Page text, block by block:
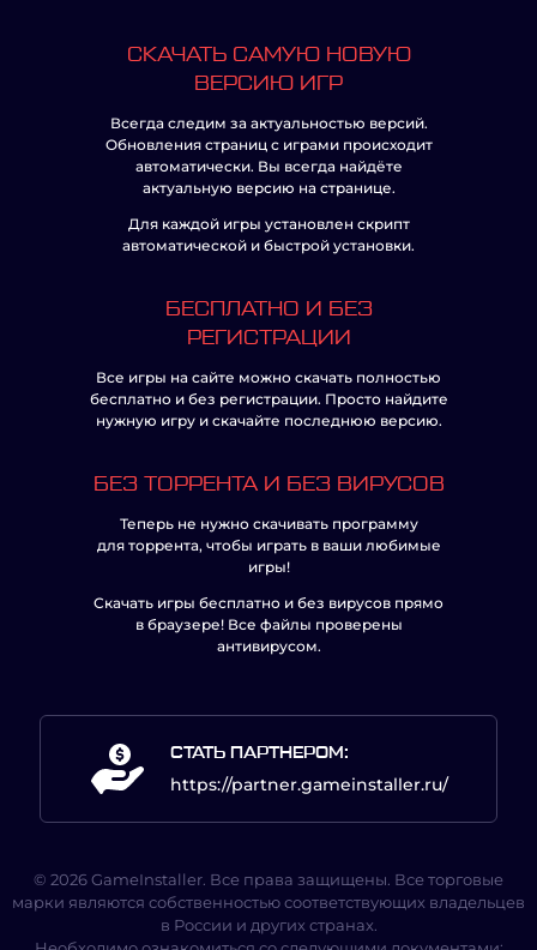
СКАЧАТЬ САМУЮ НОВУЮ
ВЕРСИЮ ИГР
Всегда следим за актуальностью версий.
Обновления страниц с играми происходит
автоматически. Вы всегда найдёте
актуальную версию на странице.
Для каждой игры установлен скрипт
автоматической и быстрой установки.
БЕСПЛАТНО И БЕЗ
РЕГИСТРАЦИИ
Все игры на сайте можно скачать полностью
бесплатно и без регистрации. Просто найдите
нужную игру и скачайте последнюю версию.
БЕЗ ТОРРЕНТА И БЕЗ ВИРУСОВ
Теперь не нужно скачивать программу
для торрента, чтобы играть в ваши любимые
игры!
Скачать игры бесплатно и без вирусов прямо
в браузере! Все файлы проверены
антивирусом.
СТАТЬ ПАРТНЕРОМ:
https://partner.gameinstaller.ru/
© 2026 GameInstaller. Все права защищены. Все торговые
марки являются собственностью соответствующих владельцев
в России и других странах.